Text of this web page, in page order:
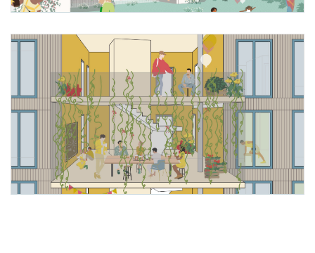
Foto 1: WUP architektur